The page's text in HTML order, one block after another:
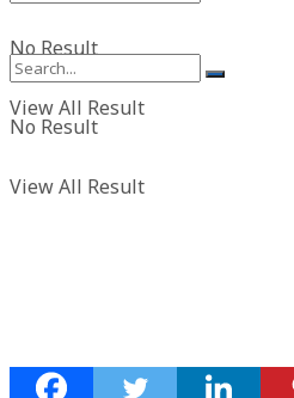
No Result
View All Result
No Result
View All Result